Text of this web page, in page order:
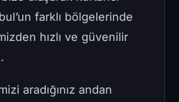
farklı bölgelerinde
hızlı ve güvenilir
aradığınız andan